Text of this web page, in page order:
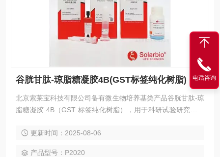
谷胱甘肽-琼脂糖凝胶4B(GST标签纯化树脂)
北京索莱宝科技有限公司备有微生物培养基类产品谷胱甘肽-琼
脂糖凝胶 4B（GST 标签纯化树脂），用于科研试验研究，欢
更新时间：2025-08-06
产品型号：P2020
电话咨询